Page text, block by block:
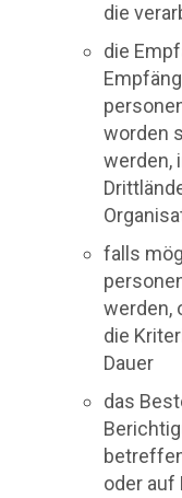
die
die
worden
werden,
falls
werden,
die
Dauer
das
oder auf